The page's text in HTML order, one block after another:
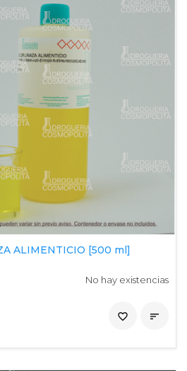
ALIMENTICIO [500 ml]
No hay existencias

favorite_border